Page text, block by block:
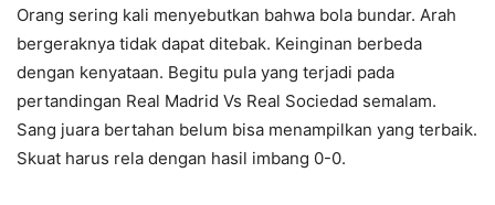
Orang sering kali menyebutkan bahwa bola bundar. Arah
bergeraknya tidak dapat ditebak. Keinginan berbeda
dengan kenyataan. Begitu pula yang terjadi pada
pertandingan Real Madrid Vs Real Sociedad semalam.
Sang juara bertahan belum bisa menampilkan yang terbaik.
Skuat harus rela dengan hasil imbang 0-0.